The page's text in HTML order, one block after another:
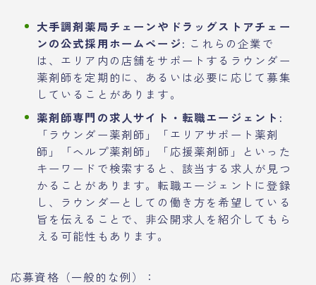
大手調剤薬局チェーンやドラッグストアチェー
ンの公式採用ホームページ: これらの企業で
は、エリア内の店舗をサポートするラウンダー
薬剤師を定期的に、あるいは必要に応じて募集
していることがあります。
薬剤師専門の求人サイト・転職エージェント:
「ラウンダー薬剤師」「エリアサポート薬剤
師」「ヘルプ薬剤師」「応援薬剤師」といった
キーワードで検索すると、該当する求人が見つ
かることがあります。転職エージェントに登録
し、ラウンダーとしての働き方を希望している
旨を伝えることで、非公開求人を紹介してもら
える可能性もあります。
応募資格（一般的な例）：